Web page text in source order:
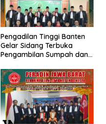
Pengadilan Tinggi Banten
Gelar Sidang Terbuka
Pengambilan Sumpah dan